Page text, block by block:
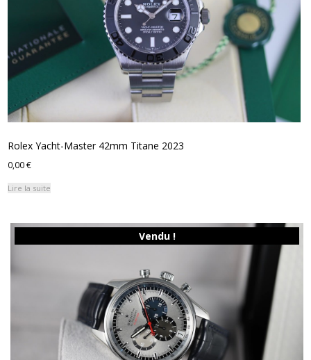
Rolex Yacht-Master 42mm Titane 2023
0,00€
Lire la suite
Vendu !